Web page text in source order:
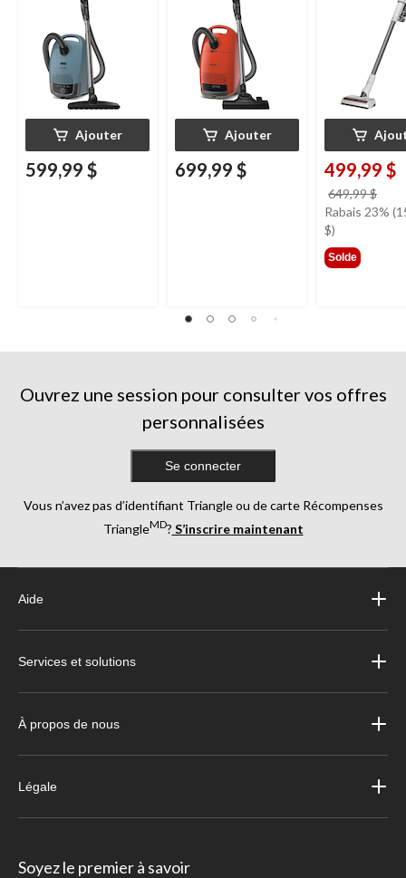
Ajouter
599,99 $
Ajouter
699,99 $ 499,99 $
649,99 $
était
Rabais 23%
$)
Solde
Ouvrez une session pour consulter vos offres
personnalisées
Se connecter
Vous n’avez pas d’identifiant Triangle ou de carte Récompenses
TriangleMD? S’inscrire maintenant
Aide
Services et solutions
À propos de nous
Légale
Soyez le premier à savoir